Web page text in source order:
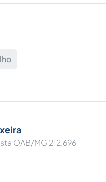
OAB/MG 212.696